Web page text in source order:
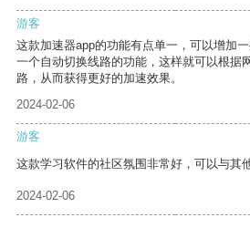
游客
这款加速器app的功能有点单一，可以增加
一个自动切换线路的功能，这样就可以根据
路，从而获得更好的加速效果。
2024-02-06
游客
这款学习软件的社区氛围非常好，可以与其
2024-02-06